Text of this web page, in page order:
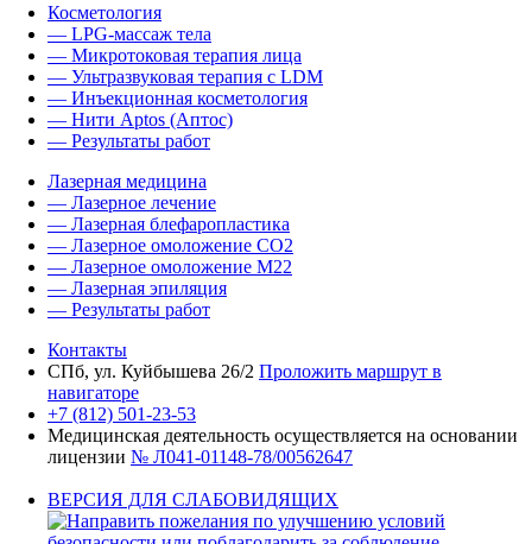
Косметология
— LPG-массаж тела
— Микротоковая терапия лица
— Ультразвуковая терапия с LDM
— Инъекционная косметология
— Нити Aptos (Аптос)
— Результаты работ
Лазерная медицина
— Лазерное лечение
— Лазерная блефаропластика
— Лазерное омоложение CO2
— Лазерное омоложение M22
— Лазерная эпиляция
— Результаты работ
Контакты
СПб, ул. Куйбышева 26/2 Проложить маршрут в
навигаторе
+7 (812) 501-23-53
Медицинская деятельность осуществляется на основании
лицензии № Л041-01148-78/00562647
ВЕРСИЯ ДЛЯ СЛАБОВИДЯЩИХ